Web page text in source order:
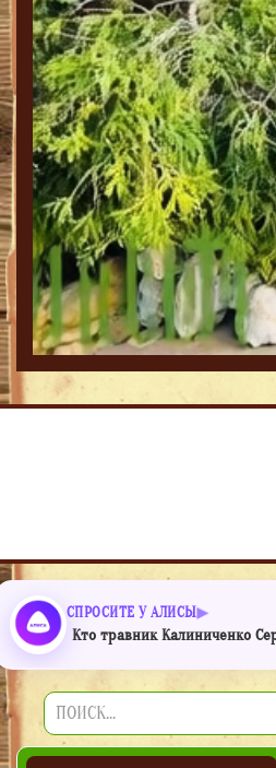
СПРОСИТЕ У АЛИСЫ
Кто травник Калиниченко